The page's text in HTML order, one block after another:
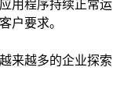
用程序持续正常运
户要求。
来越多的企业探索